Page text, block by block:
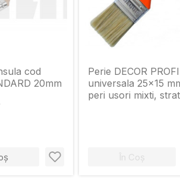
cod
20mm
Perie DECOR PROFI
universala 25x15
peri usori mixti,
În Coș